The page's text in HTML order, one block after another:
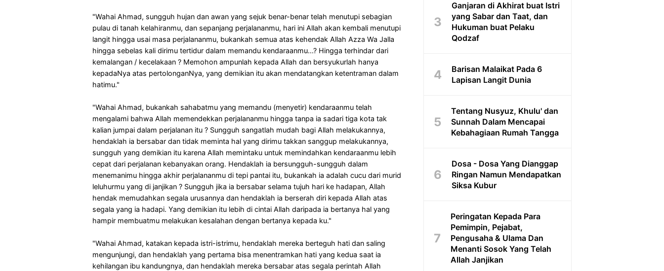
"Wahai Ahmad, sungguh hujan dan awan yang sejuk benar-benar telah menutupi sebagian
pulau di tanah kelahiranmu, dan sepanjang perjalananmu, hari ini Allah akan kembali menutupi
langit hingga usai masa perjalananmu, bukankah semua atas kehendak Allah Azza Wa Jalla
hingga sebelas kali dirimu tertidur dalam memandu kendaraanmu...? Hingga terhindar dari
kemalangan / kecelakaan ? Memohon ampunlah kepada Allah dan bersyukurlah hanya
kepadaNya atas pertolonganNya, yang demikian itu akan mendatangkan ketentraman dalam
hatimu."
"Wahai Ahmad, bukankah sahabatmu yang memandu (menyetir) kendaraanmu telah
mengalami bahwa Allah memendekkan perjalananmu hingga tanpa ia sadari tiga kota tak
kalian jumpai dalam perjalanan itu ? Sungguh sangatlah mudah bagi Allah melakukannya,
hendaklah ia bersabar dan tidak meminta hal yang dirimu takkan sanggup melakukannya,
sungguh yang demikian itu karena Allah memintaku untuk memindahkan kendaraanmu lebih
cepat dari perjalanan kebanyakan orang. Hendaklah ia bersungguh-sungguh dalam
menemanimu hingga akhir perjalananmu di tepi pantai itu, bukankah ia adalah cucu dari murid
leluhurmu yang di janjikan ? Sungguh jika ia bersabar selama tujuh hari ke hadapan, Allah
hendak memudahkan segala urusannya dan hendaklah ia berserah diri kepada Allah atas
segala yang ia hadapi. Yang demikian itu lebih di cintai Allah daripada ia bertanya hal yang
hampir membuatmu melakukan kesalahan dengan bertanya kepada ku."
"Wahai Ahmad, katakan kepada istri-istrimu, hendaklah mereka berteguh hati dan saling
mengunjungi, dan hendaklah yang pertama bisa menentramkan hati yang kedua saat ia
kehilangan ibu kandungnya, dan hendaklah mereka bersabar atas segala perintah Allah
Ganjaran di Akhirat buat Istri
yang Sabar dan Taat, dan
Hukuman buat Pelaku
Qodzaf
Barisan Malaikat Pada 6
Lapisan Langit Dunia
Tentang Nusyuz, Khulu' dan
Sunnah Dalam Mencapai
Kebahagiaan Rumah Tangga
Dosa - Dosa Yang Dianggap
Ringan Namun Mendapatkan
Siksa Kubur
Peringatan Kepada Para
Pemimpin, Pejabat,
Pengusaha & Ulama Dan
Menanti Sosok Yang Telah
Allah Janjikan